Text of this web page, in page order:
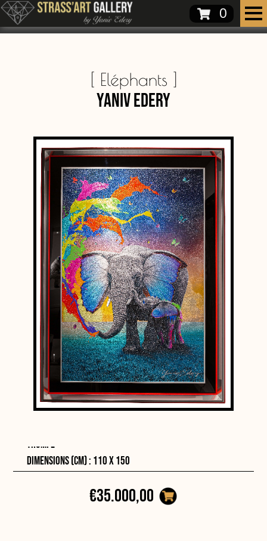
0
[Eléphants ]
Yaniv Edery
trompe
Dimensions (cm) : 110 x 150
€35.000,00